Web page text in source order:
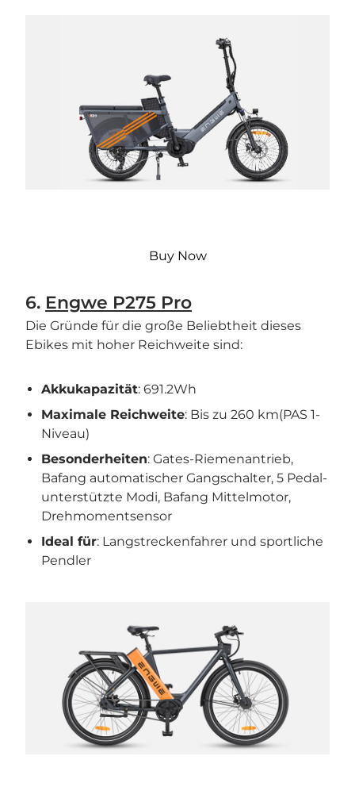
Buy Now
6. Engwe P275 Pro
Die Gründe für die große Beliebtheit dieses
Ebikes mit hoher Reichweite sind:
Akkukapazität: 691.2Wh
Maximale Reichweite: Bis zu 260 km(PAS 1-
Niveau)
Besonderheiten: Gates-Riemenantrieb,
Bafang automatischer Gangschalter, 5 Pedal-
unterstützte Modi, Bafang Mittelmotor,
Drehmomentsensor
Ideal für: Langstreckenfahrer und sportliche
Pendler